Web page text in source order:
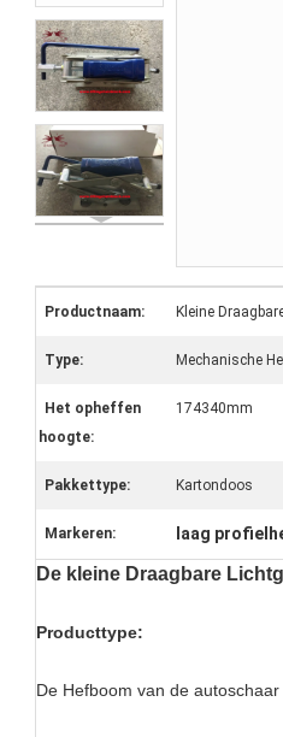
Productnaam: Kleine
Type: Mechanische
Het opheffen
hoogte:
174340mm
Pakkettype: Kartondoos
Markeren: laag
De kleine Draagbare
Producttype:
De Hefboom van de autoschaar